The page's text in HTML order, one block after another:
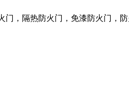
，隔热防火门，免漆防火门，